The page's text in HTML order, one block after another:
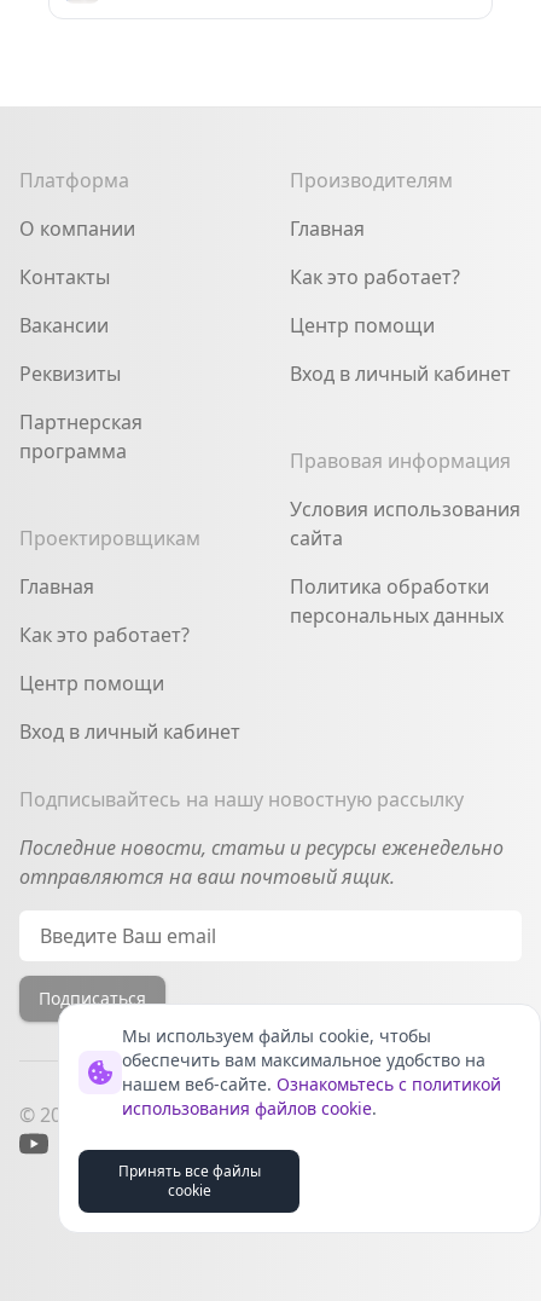
Платформа
О компании
Контакты
Вакансии
Реквизиты
Партнерская
программа
Проектировщикам
Главная
Как это работает?
Центр помощи
Вход в личный кабинет
Производителям
Главная
Как это работает?
Центр помощи
Вход в личный кабинет
Правовая информация
Условия использования
сайта
Политика обработки
персональных данных
Подписывайтесь на нашу новостную рассылку
Последние новости, статьи и ресурсы еженедельно
отправляются на ваш почтовый ящик.
Подписаться
© 2022-2026 InSmartBase, Inc. All rights reserved.
YouTube
Мы используем файлы cookie, чтобы
обеспечить вам максимальное удобство на
нашем веб-сайте. Ознакомьтесь с политикой
использования файлов cookie.
Принять все файлы
cookie